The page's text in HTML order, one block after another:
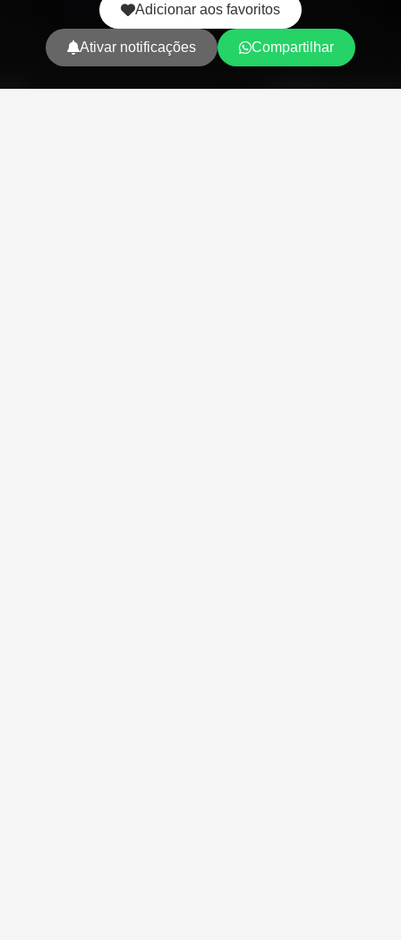
Adicionar aos favoritos
Ativar notificações Compartilhar